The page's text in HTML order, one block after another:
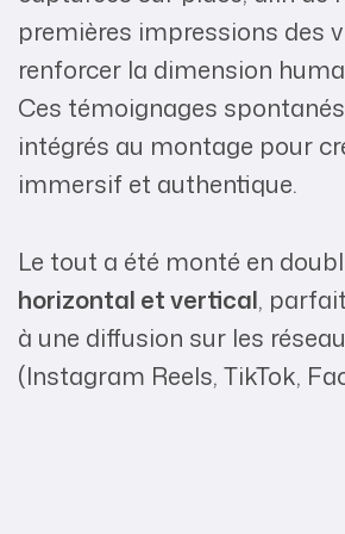
premières impressions des
renforcer la dimension
Ces témoignages
intégrés au montage pour
immersif et authentique.
Le tout a été monté en
horizontal et vertical,
à une diffusion sur les
(Instagram Reels, TikTok,